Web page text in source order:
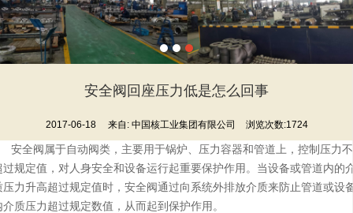
安全阀回座压力低是怎么回事
2017-06-18 来自: 中国核工业集团有限公司 浏览次数:1724
安全阀属于自动阀类，主要用于锅炉、压力容器和管道上，控制压力不
过规定值，对人身安全和设备运行起重要保护作用。当设备或管道内的
压力升高超过规定值时，安全阀通过向系统外排放介质来防止管道或设
介质压力超过规定数值，从而起到保护作用。